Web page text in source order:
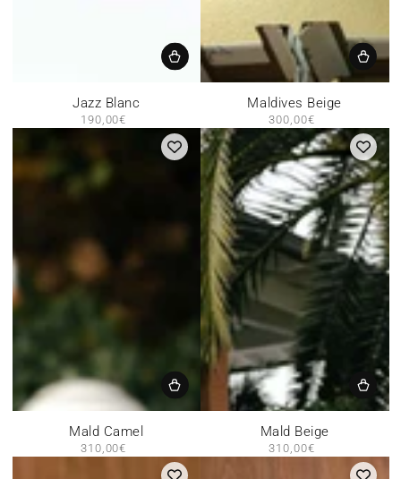
Jazz Blanc
Prix
190,00€
Maldives Beige
Prix
normal
300,00€
Mald Camel
Prix
310,00€
Mald Beige
Prix
310,00€